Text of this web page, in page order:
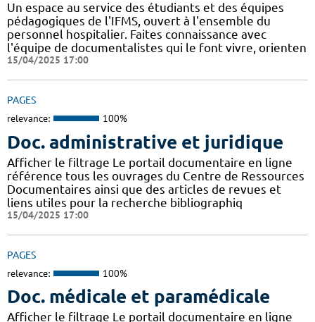
Un espace au service des étudiants et des équipes
pédagogiques de l'IFMS, ouvert à l'ensemble du
personnel hospitalier. Faites connaissance avec
l'équipe de documentalistes qui le font vivre, orienten
15/04/2025 17:00
PAGES
relevance: 100%
Doc. administrative et juridique
Afficher le filtrage Le portail documentaire en ligne
référence tous les ouvrages du Centre de Ressources
Documentaires ainsi que des articles de revues et
liens utiles pour la recherche bibliographiq
15/04/2025 17:00
PAGES
relevance: 100%
Doc. médicale et paramédicale
Afficher le filtrage Le portail documentaire en ligne